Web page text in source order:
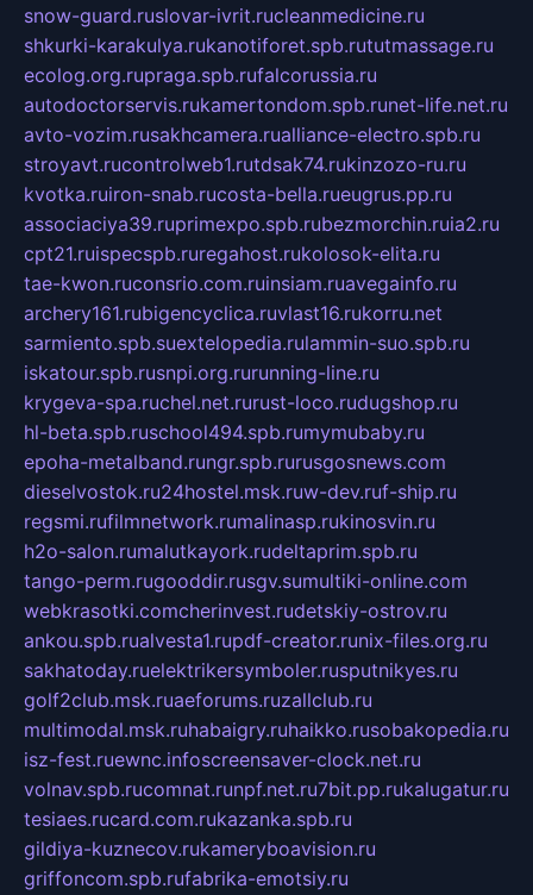
snow-guard.ruslovar-ivrit.rucleanmedicine.ru
shkurki-karakulya.rukanotiforet.spb.rututmassage.ru
ecolog.org.rupraga.spb.rufalcorussia.ru
autodoctorservis.rukamertondom.spb.runet-life.net.ru
avto-vozim.rusakhcamera.rualliance-electro.spb.ru
stroyavt.rucontrolweb1.rutdsak74.rukinzozo-ru.ru
kvotka.ruiron-snab.rucosta-bella.rueugrus.pp.ru
associaciya39.ruprimexpo.spb.rubezmorchin.ruia2.ru
cpt21.ruispecspb.ruregahost.rukolosok-elita.ru
tae-kwon.ruconsrio.com.ruinsiam.ruavegainfo.ru
archery161.rubigencyclica.ruvlast16.rukorru.net
sarmiento.spb.suextelopedia.rulammin-suo.spb.ru
iskatour.spb.rusnpi.org.rurunning-line.ru
krygeva-spa.ruchel.net.rurust-loco.rudugshop.ru
hl-beta.spb.ruschool494.spb.rumymubaby.ru
epoha-metalband.rungr.spb.rurusgosnews.com
dieselvostok.ru24hostel.msk.ruw-dev.ruf-ship.ru
regsmi.rufilmnetwork.rumalinasp.rukinosvin.ru
h2o-salon.rumalutkayork.rudeltaprim.spb.ru
tango-perm.rugooddir.rusgv.sumultiki-online.com
webkrasotki.comcherinvest.rudetskiy-ostrov.ru
ankou.spb.rualvesta1.rupdf-creator.runix-files.org.ru
sakhatoday.ruelektrikersymboler.rusputnikyes.ru
golf2club.msk.ruaeforums.ruzallclub.ru
multimodal.msk.ruhabaigry.ruhaikko.rusobakopedia.ru
isz-fest.ruewnc.infoscreensaver-clock.net.ru
volnav.spb.rucomnat.runpf.net.ru7bit.pp.rukalugatur.ru
tesiaes.rucard.com.rukazanka.spb.ru
gildiya-kuznecov.rukameryboavision.ru
griffoncom.spb.rufabrika-emotsiy.ru